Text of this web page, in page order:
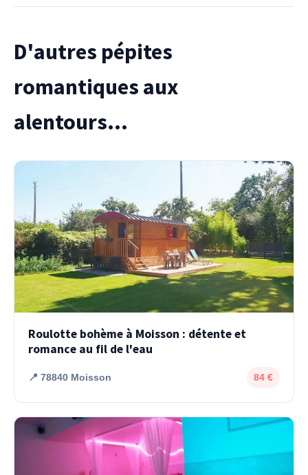
D'autres pépites
romantiques aux
alentours...
Roulotte bohème à Moisson : détente et
romance au fil de l'eau
📍 78840 Moisson 84 €